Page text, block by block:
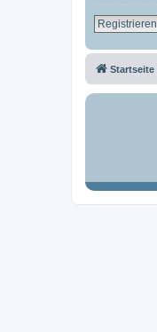
Registrieren
Startseite